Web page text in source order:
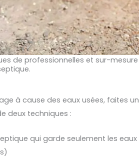
de professionnelles et sur-mesure
à cause des eaux usées, faites un
deux techniques :
qui garde seulement les eaux